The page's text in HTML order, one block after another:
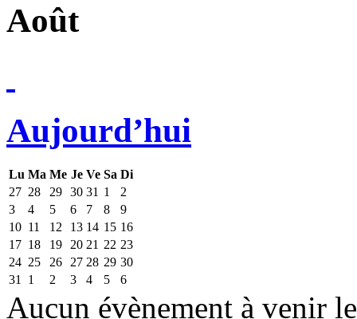
Août
Aujourd’hui
Lu Ma Me Je Ve Sa Di
27 28 29 30 31 1
2
3
4 5 6 7 8
9
10 11 12 13 14 15 16
17 18 19 20 21 22 23
24 25 26 27 28 29 30
31 1 2 3 4 5 6
Aucun évènement à venir